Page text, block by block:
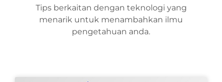
Tips berkaitan dengan teknologi yang
menarik untuk menambahkan ilmu
pengetahuan anda.